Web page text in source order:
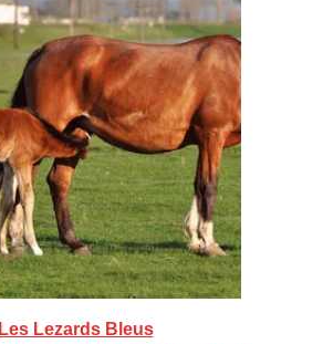
Les Lezards Bleus